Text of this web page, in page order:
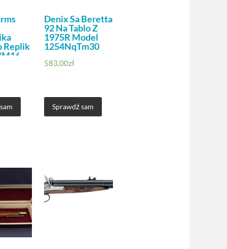
Replik
Denix Sa Beretta
92 Na Tablo Z
1975R Model
1254NqTm30
583,00zł
Sprawdź sam